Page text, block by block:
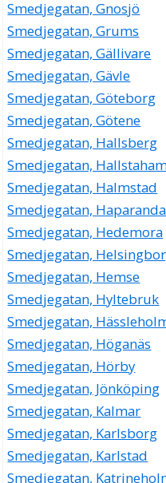
Smedjegatan, Gnosjö
Smedjegatan, Grums
Smedjegatan, Gällivare
Smedjegatan, Gävle
Smedjegatan, Göteborg
Smedjegatan, Götene
Smedjegatan, Hallsberg
Smedjegatan,
Smedjegatan, Halmstad
Smedjegatan, Haparanda
Smedjegatan, Hedemora
Smedjegatan,
Smedjegatan, Hemse
Smedjegatan, Hyltebruk
Smedjegatan,
Smedjegatan, Höganäs
Smedjegatan, Hörby
Smedjegatan, Jönköping
Smedjegatan, Kalmar
Smedjegatan, Karlsborg
Smedjegatan, Karlstad
Smedjegatan,